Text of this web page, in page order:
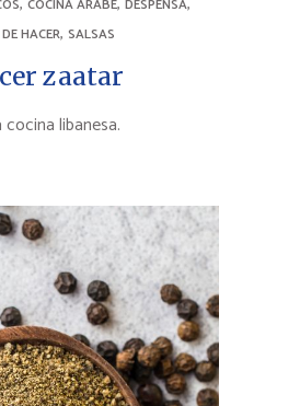
COCINA ÁRABE DESPENSA
HACER,SALSAS
zaatar
libanesa.